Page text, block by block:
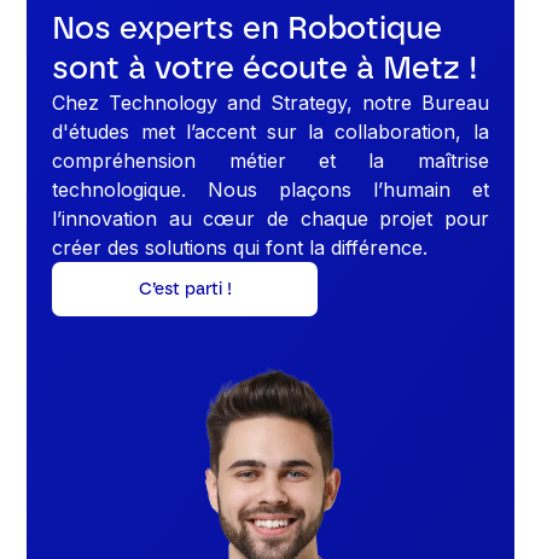
Nos experts en Robotique
sont à votre écoute à Metz !
Chez Technology and Strategy, notre Bureau
d'études met l’accent sur la collaboration, la
compréhension métier et la maîtrise
technologique. Nous plaçons l’humain et
l’innovation au cœur de chaque projet pour
créer des solutions qui font la différence.
C’est parti !